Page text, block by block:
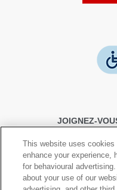
JOIGNEZ-
This website uses
enhance your experience,
for behavioural
about your use of our